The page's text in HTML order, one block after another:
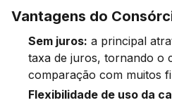
Vantagens do
Sem juros: a principal
taxa de juros, tornando o
comparação com muitos
Flexibilidade de uso da